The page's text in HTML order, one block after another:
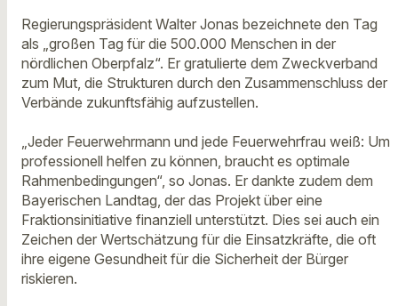
Regierungspräsident Walter Jonas bezeichnete den Tag
als „großen Tag für die 500.000 Menschen in der
nördlichen Oberpfalz“. Er gratulierte dem Zweckverband
zum Mut, die Strukturen durch den Zusammenschluss der
Verbände zukunftsfähig aufzustellen.
„Jeder Feuerwehrmann und jede Feuerwehrfrau weiß: Um
professionell helfen zu können, braucht es optimale
Rahmenbedingungen“, so Jonas. Er dankte zudem dem
Bayerischen Landtag, der das Projekt über eine
Fraktionsinitiative finanziell unterstützt. Dies sei auch ein
Zeichen der Wertschätzung für die Einsatzkräfte, die oft
ihre eigene Gesundheit für die Sicherheit der Bürger
riskieren.